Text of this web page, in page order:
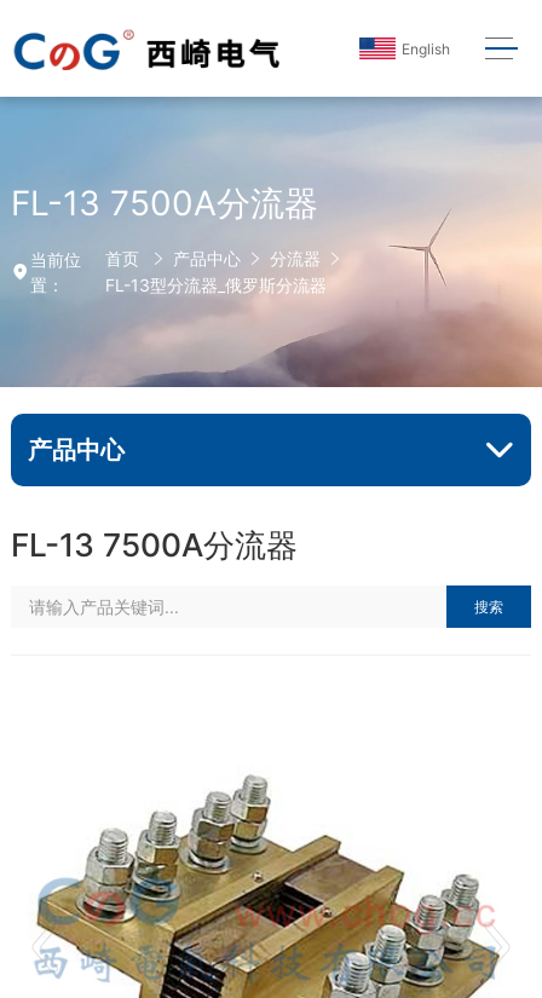
English
FL-13 7500A分流器
当前位
置：
首页 产品中心
分流器
FL-13型分流器_俄罗斯分流器
产品中心
FL-13 7500A分流器
搜索